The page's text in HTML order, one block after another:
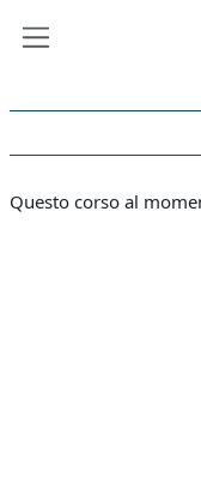
Questo corso al